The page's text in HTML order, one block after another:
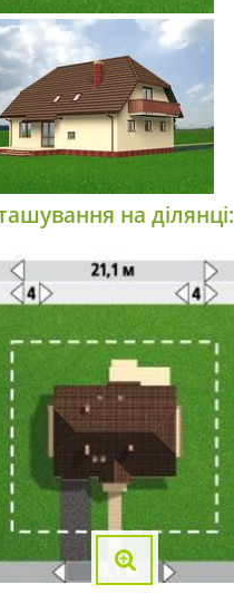
на ділянці: